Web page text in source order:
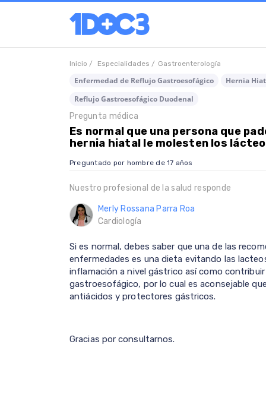
Inicio / Especialidades / Gastroenterología
Enfermedad de Reflujo Gastroesofágico Hernia
Reflujo Gastroesofágico Duodenal
Pregunta médica
Es normal que una persona que
hernia hiatal le molesten los
Preguntado por hombre de 17 años
Nuestro profesional de la salud responde
Merly Rossana Parra Roa
Cardiología
Si es normal, debes saber que una de las
enfermedades es una dieta evitando las
inflamación a nivel gástrico así como
gastroesofágico, por lo cual es aconsejable
antiácidos y protectores gástricos.
Gracias por consultarnos.